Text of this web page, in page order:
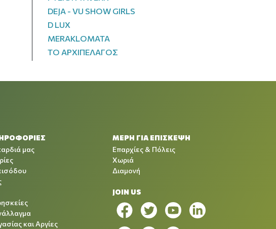
DEJA - VU SHOW GIRLS
D LUX
MERAKLOMATA
ΤΟ ΑΡΧΙΠΕΛΑΓΟΣ
μας
και Αργίες
ΜΕΡΗ ΓΙΑ ΕΠΙΣΚΕΨΗ
Επαρχίες & Πόλεις
Χωριά
Διαμονή
JOIN US